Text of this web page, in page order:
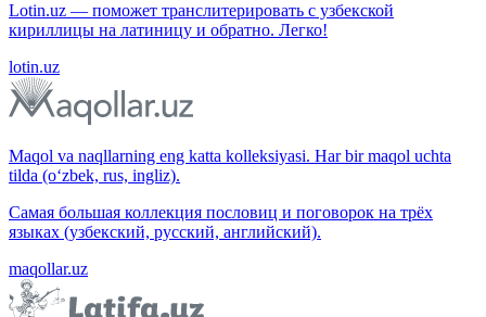
Lotin.uz — поможет транслитерировать с узбекской
кириллицы на латиницу и обратно. Легко!
lotin.uz
Maqol va naqllarning eng katta kolleksiyasi. Har bir maqol uchta
tilda (o‘zbek, rus, ingliz).
Самая большая коллекция пословиц и поговорок на трёх
языках (узбекский, русский, английский).
maqollar.uz